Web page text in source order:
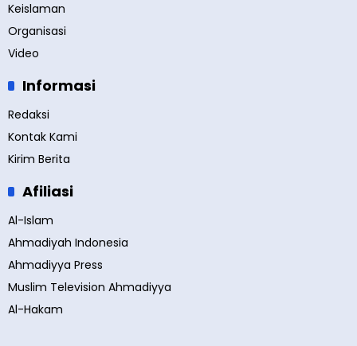
Keislaman
Organisasi
Video
Informasi
Redaksi
Kontak Kami
Kirim Berita
Afiliasi
Al-Islam
Ahmadiyah Indonesia
Ahmadiyya Press
Muslim Television Ahmadiyya
Al-Hakam